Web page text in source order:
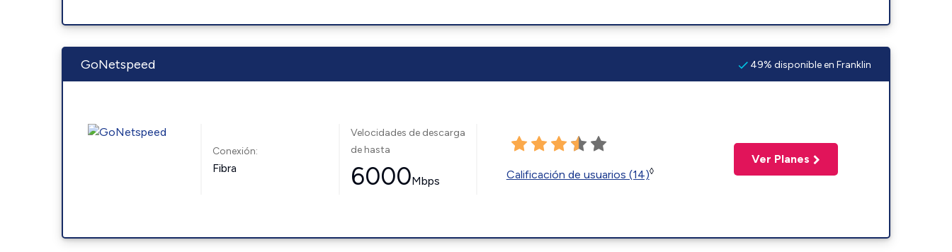
GoNetspeed 49% disponible en Franklin
Conexión:
Fibra
Velocidades de descarga
de hasta
6000Mbps Calificación de usuarios (14)◊
Ver Planes